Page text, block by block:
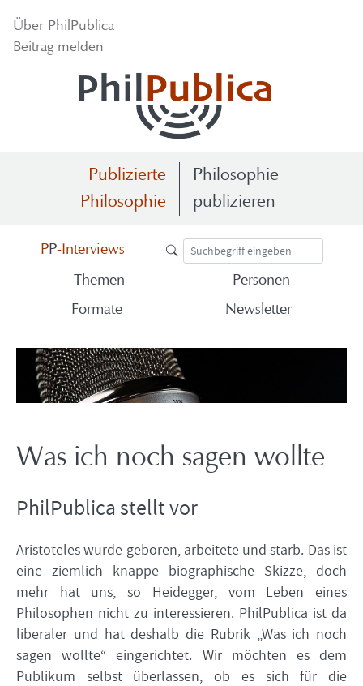
Über PhilPublica
Beitrag melden
Publizierte
Philosophie
Philosophie
publizieren
PP-Interviews
Themen
Personen
Formate
Newsletter
Was ich noch sagen wollte
PhilPublica stellt vor
Aristoteles wurde geboren, arbeitete und starb. Das ist
eine ziemlich knappe biographische Skizze, doch
mehr hat uns, so Heidegger, vom Leben eines
Philosophen nicht zu interessieren. PhilPublica ist da
liberaler und hat deshalb die Rubrik „Was ich noch
sagen wollte“ eingerichtet. Wir möchten es dem
Publikum selbst überlassen, ob es sich für die